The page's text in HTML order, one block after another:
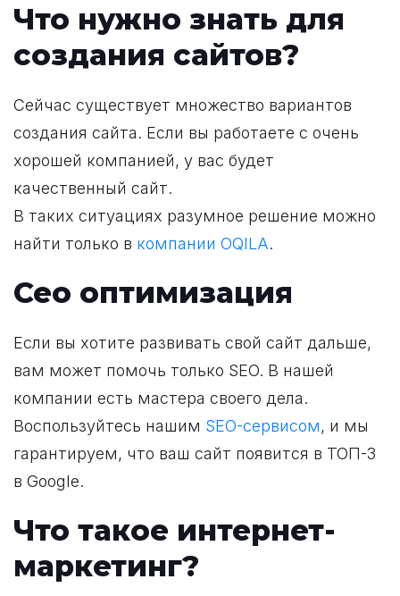
Что нужно знать для
создания сайтов?
Сейчас существует множество вариантов
создания сайта. Если вы работаете с очень
хорошей компанией, у вас будет
качественный сайт.
В таких ситуациях разумное решение можно
найти только в компании OQILA.
Сео оптимизация
Если вы хотите развивать свой сайт дальше,
вам может помочь только SEO. В нашей
компании есть мастера своего дела.
Воспользуйтесь нашим SEO-сервисом, и мы
гарантируем, что ваш сайт появится в ТОП-3
в Google.
Что такое интернет-
маркетинг?